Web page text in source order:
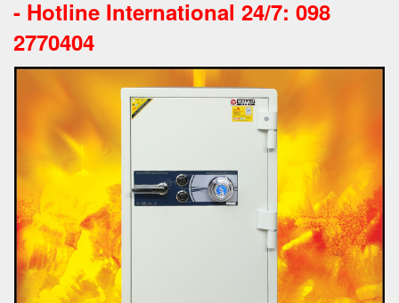
- Hotline International 24/7: 098
2770404